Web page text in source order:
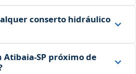
conserto hidráulico
próximo de